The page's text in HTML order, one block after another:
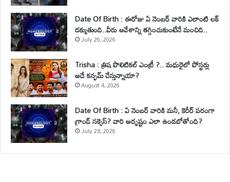
Date Of Birth : ఈరోజు ఏ నెంబర్ వారికి ఎలాంటి లక్
దక్కుతుంది..వీరు ఆవేశాన్ని తగ్గించుకుంటేనే మంచిది..
July 26, 2026
Trisha : త్రిష పొలిటికల్ ఎంట్రీ ?.. మధురైలో పోస్టర్లు
అదే కన్ఫమ్ చేస్తున్నాయా?
August 4, 2026
Date Of Birth : ఏ నెంబర్ వారికి మనీ, కెరీర్ పరంగా
గ్రాండ్ సక్సెస్? వారి అదృష్టం ఎలా ఉండబోతోంది?
July 28, 2026